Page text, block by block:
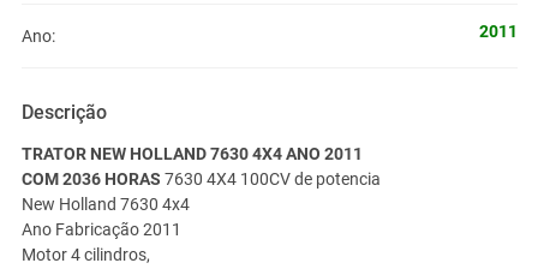
Ano: 2011
Descrição
TRATOR NEW HOLLAND 7630 4X4 ANO 2011
COM 2036 HORAS 7630 4X4 100CV de potencia
New Holland 7630 4x4
Ano Fabricação 2011
Motor 4 cilindros,